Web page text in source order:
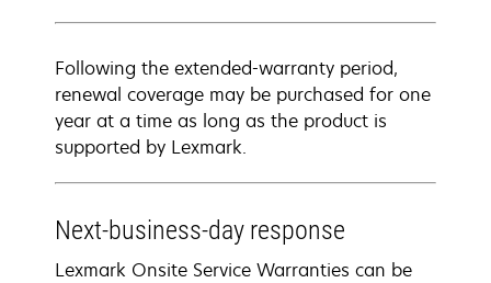
Following the extended-warranty period,
renewal coverage may be purchased for one
year at a time as long as the product is
supported by Lexmark.
Next-business-day response
Lexmark Onsite Service Warranties can be